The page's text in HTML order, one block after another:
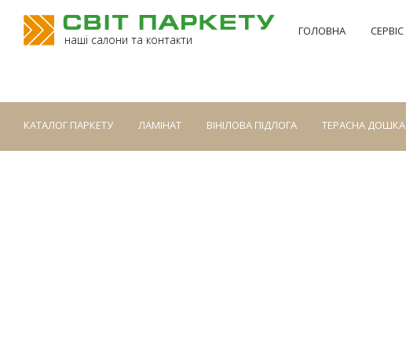
наші салони та контакти
ГОЛОВНА СЕРВІС
КАТАЛОГ ПАРКЕТУ ЛАМІНАТ ВІНІЛОВА ПІДЛОГА ТЕРАСНА ДОШКА